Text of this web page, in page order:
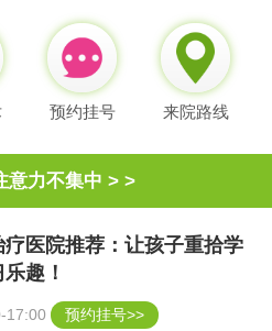
预约挂号 来院路线
意力不集中 > >
医院推荐：让孩子重拾学
乐趣！
17:00 预约挂号>>